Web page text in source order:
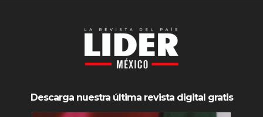
Descarga nuestra última revista digital gratis